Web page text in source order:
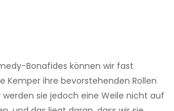
Bonafides können wir fast
Kemper ihre bevorstehenden Rollen
werden sie jedoch eine Weile nicht auf